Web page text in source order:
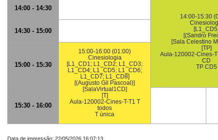
14:00 - 14:30
14:00-15:30
[(Sandro
[Sala Celestino
[TP]
Aula-120002-Cines-
CD
TP CD5
14:30 - 15:00
15:00 - 15:30
15:00-16:00 (01:00)
Cinesiologia
[L1_CD1; L1_CD2; L1_CD3;
L1_CD4; L1_CD5; L1_CD6;
L1_CD7; L1_CD8]
[(Augusto Gil Pascoal)]
[SalaVirtual1CD]
[T]
Aula-120002-Cines-T-T1 T
todos
T única
15:30 - 16:00
Data de impressão: 22/05/2026 16:07:13